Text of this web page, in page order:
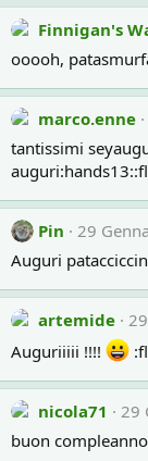
Finnigan's
ooooh,
marco.enne
tantissimi
Pin
29
Auguri
artemide
Auguriiiii !!!!
nicola71
29
buon